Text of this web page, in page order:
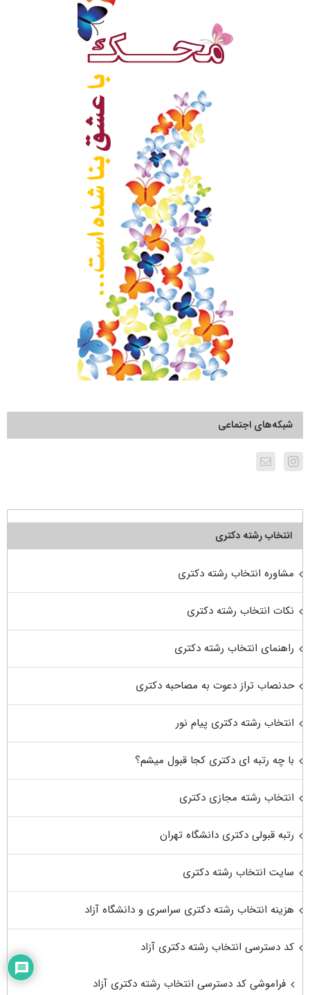
شبکه‌های اجتماعی
انتخاب رشته دکتری
مشاوره انتخاب رشته دکتری
نکات انتخاب رشته دکتری
راهنمای انتخاب رشته دکتری
حدنصاب تراز دعوت به مصاحبه دکتری
انتخاب رشته دکتری پیام نور
با چه رتبه ای دکتری کجا قبول میشم؟
انتخاب رشته مجازی دکتری
رتبه قبولی دکتری دانشگاه تهران
سایت انتخاب رشته دکتری
هزینه انتخاب رشته دکتری سراسری و دانشگاه آزاد
کد دسترسی انتخاب رشته دکتری آزاد
فراموشی کد دسترسی انتخاب رشته دکتری آزاد